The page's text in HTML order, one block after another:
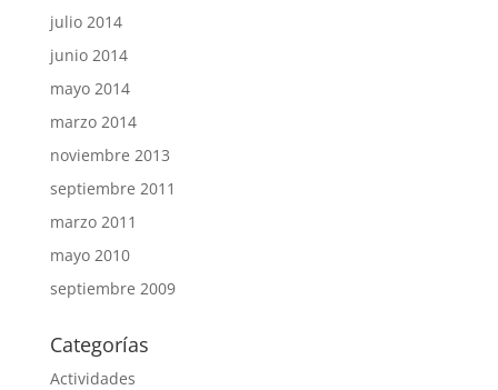
julio 2014
junio 2014
mayo 2014
marzo 2014
noviembre 2013
septiembre 2011
marzo 2011
mayo 2010
septiembre 2009
Categorías
Actividades